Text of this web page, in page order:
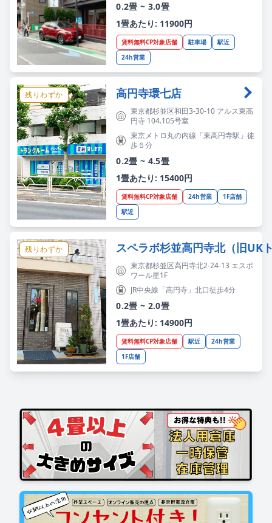
0.2畳 ~ 3.0畳
1畳あたり: 11900円
賃料無料CP対象店舗 駐車場
駅近
24h営業
残りわずか 高円寺環七店
東京都杉並区和田3-30-10 アルス東高
円寺 104.105号室
東京メトロ丸の内線「東高円寺駅」徒
歩５分
0.2畳 ~ 4.5畳
1畳あたり: 15400円
賃料無料CP対象店舗 24h営業
1F店舗
駅近
残りわずか スペラボ杉並高円寺北（旧UK
東京都杉並区高円寺北2-24-13 エスポ
ワール星1F
JR中央線「高円寺」北口徒歩4分
0.2畳 ~ 2.0畳
1畳あたり: 14900円
賃料無料CP対象店舗 駅近
24h営業
1F店舗